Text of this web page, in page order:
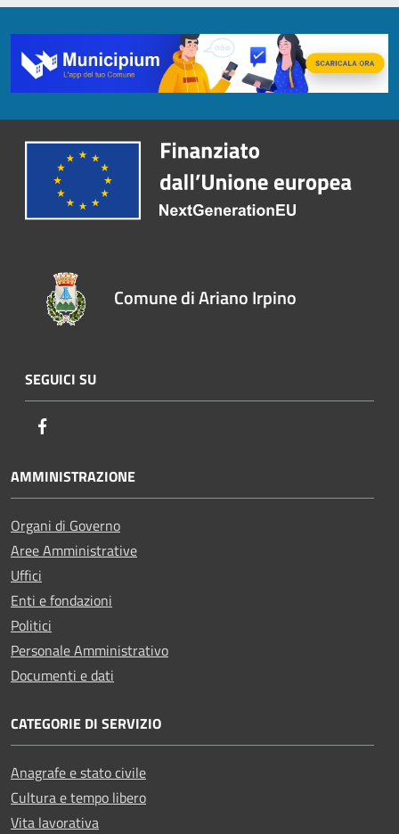
Comune di Ariano Irpino
SEGUICI SU
AMMINISTRAZIONE
Organi di Governo
Aree Amministrative
Uffici
Enti e fondazioni
Politici
Personale Amministrativo
Documenti e dati
CATEGORIE DI SERVIZIO
Anagrafe e stato civile
Cultura e tempo libero
Vita lavorativa